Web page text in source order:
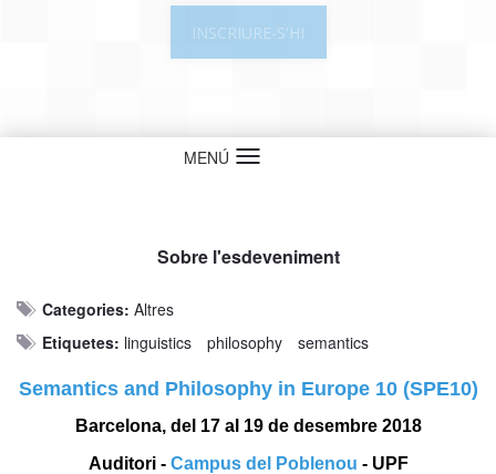
INSCRIURE-S'HI
MENÚ Idioma
Sobre l'esdeveniment
Categories: Altres
Etiquetes: linguistics philosophy semantics
Semantics and Philosophy in Europe 10 (SPE10)
Barcelona, del 17 al 19 de desembre 2018
Auditori - Campus del Poblenou - UPF